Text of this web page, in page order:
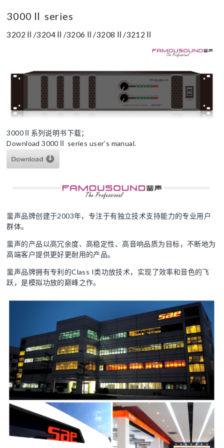
3000Ⅱ series
3202Ⅱ/3204Ⅱ/3206Ⅱ/3208Ⅱ/3212Ⅱ
3000Ⅱ系列说明书下载；
Download 3000Ⅱ series user’s manual.
蜚声品牌创建于2003年，专注于有独立技术支持能力的专业用户
群体。
蜚声的产品以高冗余度、高稳定性、高音响品质为目标，不断地为
高端客户提供更好更耐用的产品。
蜚声品牌拥有专利的Class I类功放技术，实现了效率和音色的飞
跃，是模拟功放的巅峰之作。